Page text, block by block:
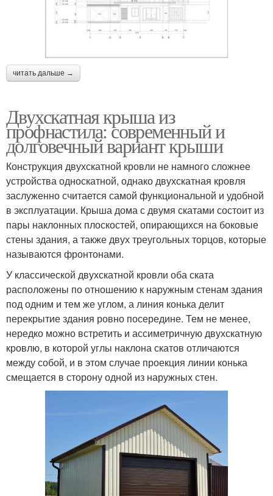
читать дальше →
Двухскатная крыша из
профнастила: современный и
долговечный вариант крыши
Конструкция двухскатной кровли не намного сложнее
устройства односкатной, однако двухскатная кровля
заслуженно считается самой функциональной и удобной
в эксплуатации. Крыша дома с двумя скатами состоит из
пары наклонных плоскостей, опирающихся на боковые
стены здания, а также двух треугольных торцов, которые
называются фронтонами.
У классической двухскатной кровли оба ската
расположены по отношению к наружным стенам здания
под одним и тем же углом, а линия конька делит
перекрытие здания ровно посередине. Тем не менее,
нередко можно встретить и ассиметричную двухскатную
кровлю, в которой углы наклона скатов отличаются
между собой, и в этом случае проекция линии конька
смещается в сторону одной из наружных стен.